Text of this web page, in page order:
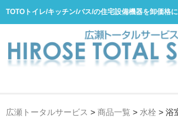
TOTOトイレ/キッチン/バス/の住宅設備機器を卸価格
広瀬トータルサービス > 商品一覧 > 水栓 > 浴